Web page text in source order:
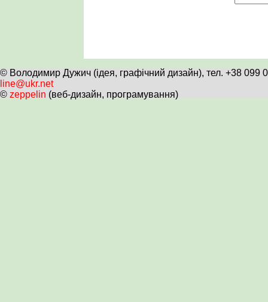
© Володимир Дужич (ідея, графічний дизайн), тел. +38 099
line@ukr.net
© zeppelin (веб-дизайн, програмування)